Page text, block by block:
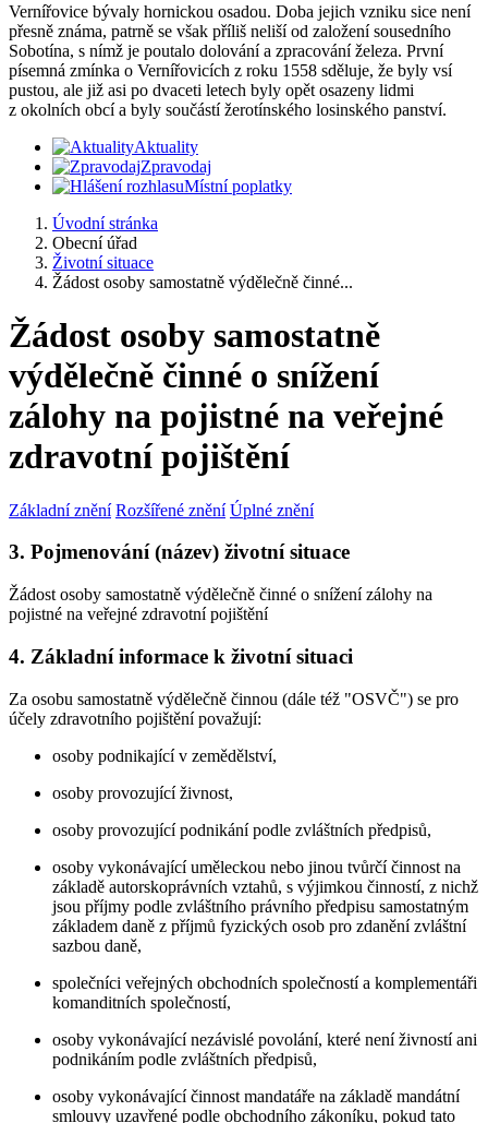
Vernířovice bývaly hornickou osadou. Doba jejich vzniku sice není
přesně známa, patrně se však příliš neliší od založení sousedního
Sobotína, s nímž je poutalo dolování a zpracování železa. První
písemná zmínka o Vernířovicích z roku 1558 sděluje, že byly vsí
pustou, ale již asi po dvaceti letech byly opět osazeny lidmi
z okolních obcí a byly součástí žerotínského losinského panství.
Aktuality
Zpravodaj
Místní poplatky
Úvodní stránka
Obecní úřad
Životní situace
Žádost osoby samostatně výdělečně činné...
Žádost osoby samostatně
výdělečně činné o snížení
zálohy na pojistné na veřejné
zdravotní pojištění
Základní znění Rozšířené znění Úplné znění
3. Pojmenování (název) životní situace
Žádost osoby samostatně výdělečně činné o snížení zálohy na
pojistné na veřejné zdravotní pojištění
4. Základní informace k životní situaci
Za osobu samostatně výdělečně činnou (dále též "OSVČ") se pro
účely zdravotního pojištění považují:
osoby podnikající v zemědělství,
osoby provozující živnost,
osoby provozující podnikání podle zvláštních předpisů,
osoby vykonávající uměleckou nebo jinou tvůrčí činnost na
základě autorskoprávních vztahů, s výjimkou činností, z nichž
jsou příjmy podle zvláštního právního předpisu samostatným
základem daně z příjmů fyzických osob pro zdanění zvláštní
sazbou daně,
společníci veřejných obchodních společností a komplementáři
komanditních společností,
osoby vykonávající nezávislé povolání, které není živností ani
podnikáním podle zvláštních předpisů,
osoby vykonávající činnost mandatáře na základě mandátní
smlouvy uzavřené podle obchodního zákoníku, pokud tato